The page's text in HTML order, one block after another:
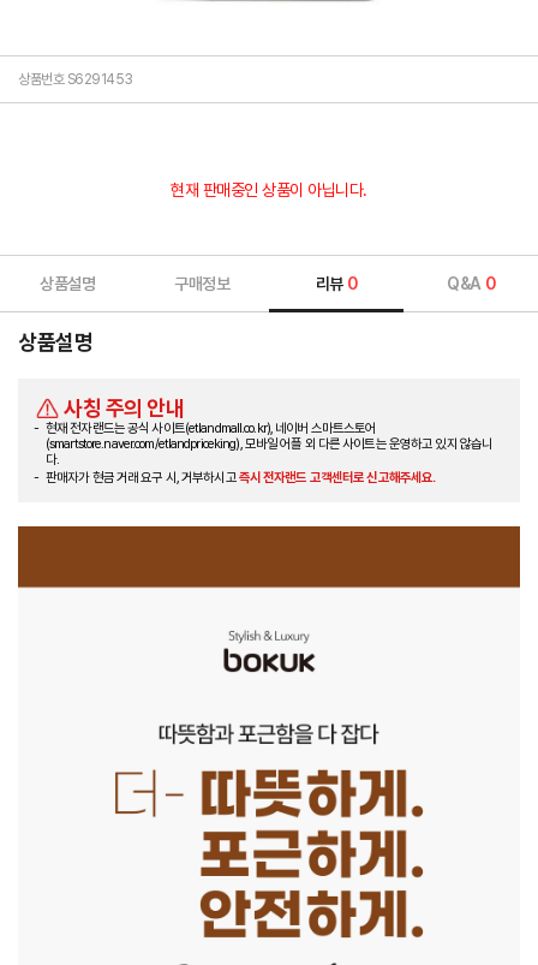
상품번호 S6291453
현재 판매중인 상품이 아닙니다.
상품설명 구매정보 리뷰 0 Q&A 0
상품설명
사칭 주의 안내
현재 전자랜드는 공식 사이트(etlandmall.co.kr), 네이버 스마트스토어
(smartstore.naver.com/etlandpriceking), 모바일 어플 외 다른 사이트는 운영하고 있지 않습니
다.
판매자가 현금 거래 요구 시, 거부하시고즉시 전자랜드 고객센터로 신고해주세요.